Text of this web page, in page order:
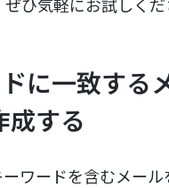
に一致する
する
ワードを含むメー